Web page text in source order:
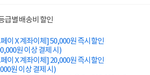
급별 배송비 할인
이 X 계좌이체] 50,000원 즉시할인
원 이상 결제 시)
이 X 계좌이체] 20,000원 즉시할인
원 이상 결제 시)